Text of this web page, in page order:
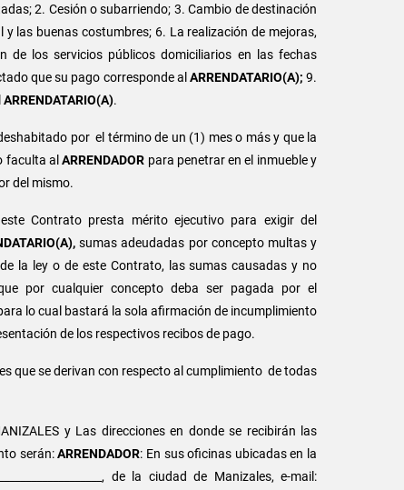
2. Cesión o subarriendo; 3. Cambio de destinación
las buenas costumbres; 6. La realización de mejoras,
de los servicios públicos domiciliarios en las fechas
que su pago corresponde al ARRENDATARIO(A); 9.
ARRENDATARIO(A).
por el término de un (1) mes o más y que la
faculta alARRENDADOR para penetrar en el inmueble y
del mismo.
Contrato presta mérito ejecutivo para exigir del
sumas adeudadas por concepto multas y
la ley o de este Contrato, las sumas causadas y no
por cualquier concepto deba ser pagada por el
lo cual bastará la sola afirmación de incumplimiento
de los respectivos recibos de pago.
que se derivan con respecto al cumplimiento de todas
y Las direcciones en donde se recibirán las
serán:ARRENDADOR: En sus oficinas ubicadas en la
de la ciudad de Manizales, e-mail: